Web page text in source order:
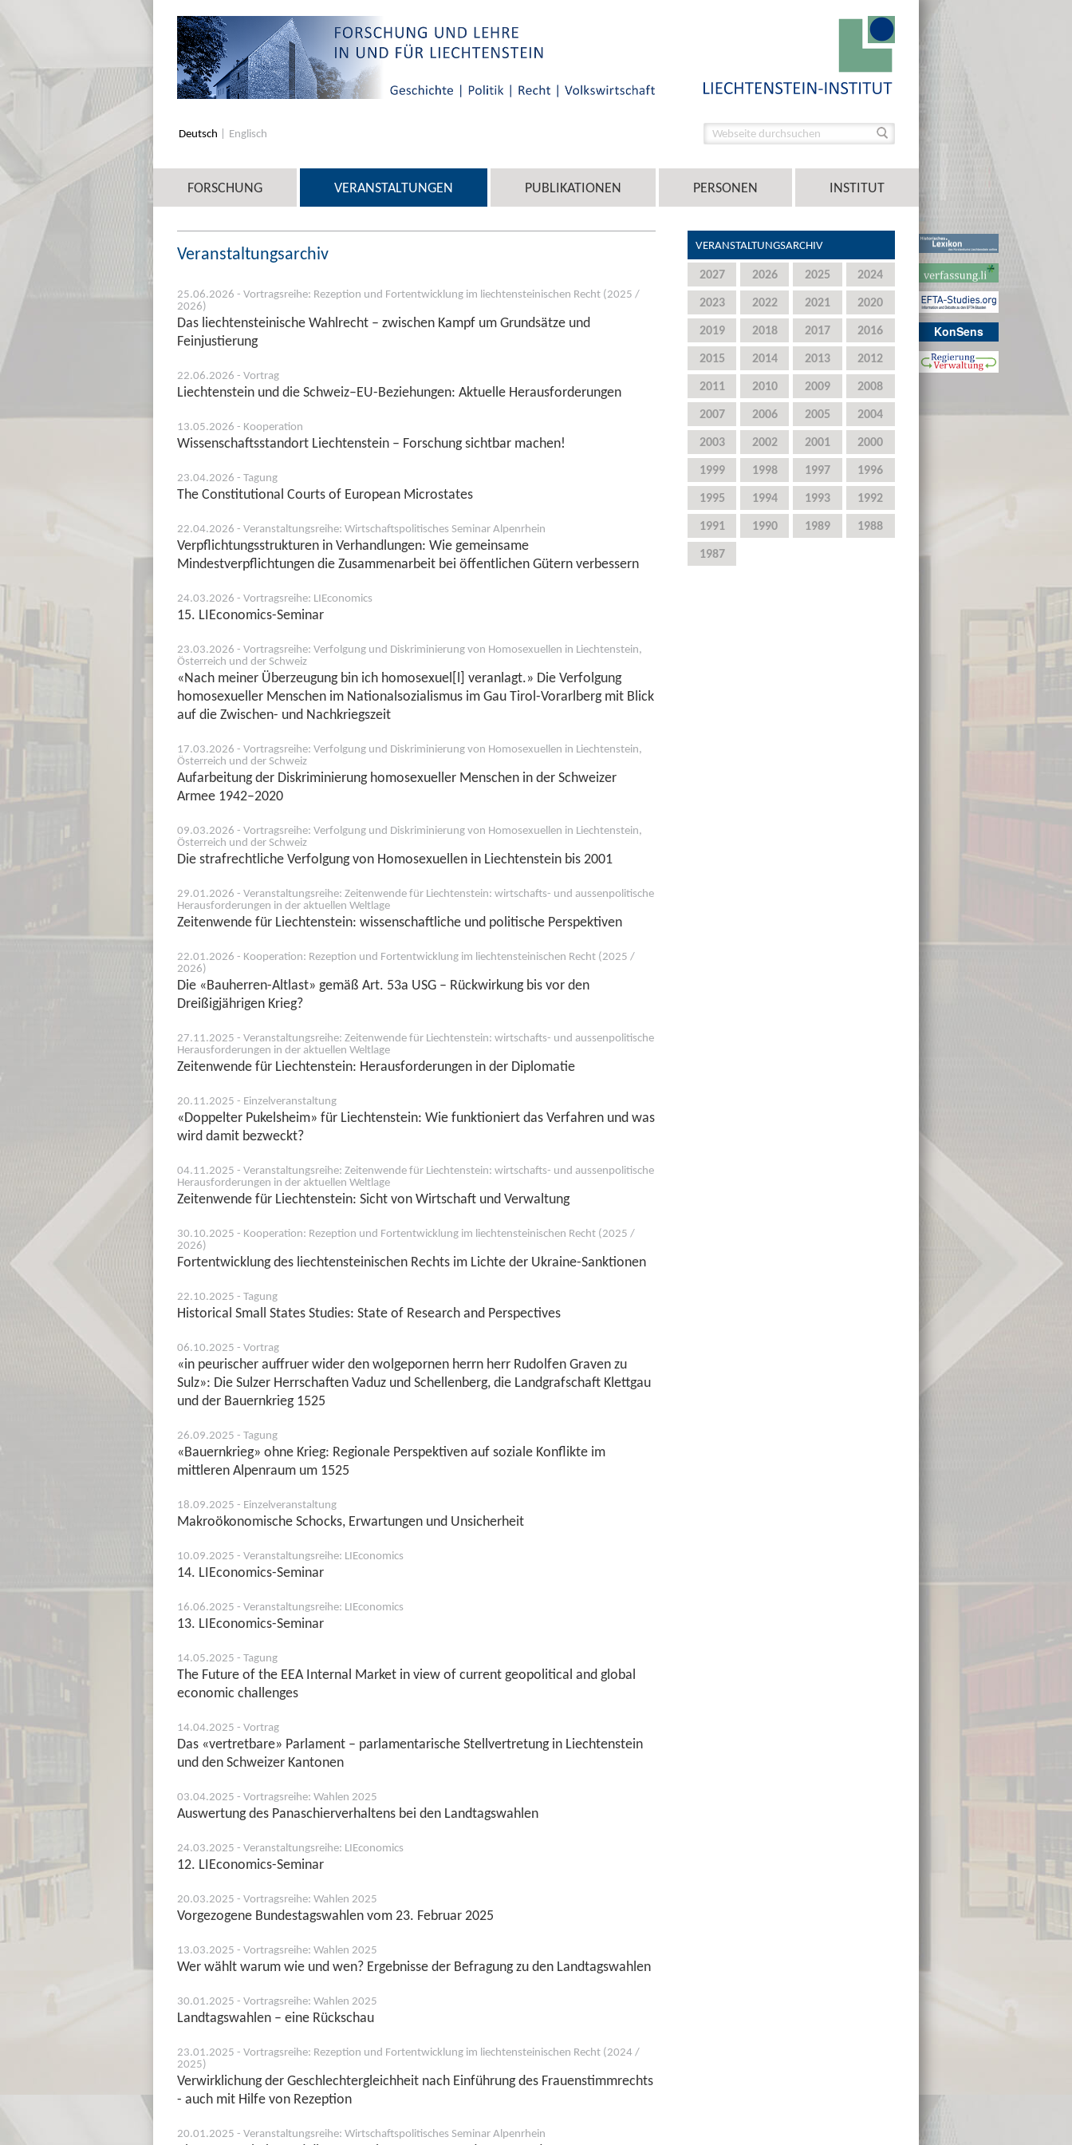
KonSens
Deutsch Englisch
FORSCHUNG VERANSTALTUNGEN PUBLIKATIONEN PERSONEN INSTITUT
Veranstaltungsarchiv
25.06.2026 - Vortragsreihe: Rezeption und Fortentwicklung im liechtensteinischen Recht (2025 /
2026)
Das liechtensteinische Wahlrecht – zwischen Kampf um Grundsätze und
Feinjustierung
22.06.2026 - Vortrag
Liechtenstein und die Schweiz–EU-Beziehungen: Aktuelle Herausforderungen
13.05.2026 - Kooperation
Wissenschaftsstandort Liechtenstein – Forschung sichtbar machen!
23.04.2026 - Tagung
The Constitutional Courts of European Microstates
22.04.2026 - Veranstaltungsreihe: Wirtschaftspolitisches Seminar Alpenrhein
Verpflichtungsstrukturen in Verhandlungen: Wie gemeinsame
Mindestverpflichtungen die Zusammenarbeit bei öffentlichen Gütern verbessern
24.03.2026 - Vortragsreihe: LIEconomics
15. LIEconomics-Seminar
23.03.2026 - Vortragsreihe: Verfolgung und Diskriminierung von Homosexuellen in Liechtenstein,
Österreich und der Schweiz
«Nach meiner Überzeugung bin ich homosexuel[l] veranlagt.» Die Verfolgung
homosexueller Menschen im Nationalsozialismus im Gau Tirol-Vorarlberg mit Blick
auf die Zwischen- und Nachkriegszeit
17.03.2026 - Vortragsreihe: Verfolgung und Diskriminierung von Homosexuellen in Liechtenstein,
Österreich und der Schweiz
Aufarbeitung der Diskriminierung homosexueller Menschen in der Schweizer
Armee 1942–2020
09.03.2026 - Vortragsreihe: Verfolgung und Diskriminierung von Homosexuellen in Liechtenstein,
Österreich und der Schweiz
Die strafrechtliche Verfolgung von Homosexuellen in Liechtenstein bis 2001
29.01.2026 - Veranstaltungsreihe: Zeitenwende für Liechtenstein: wirtschafts- und aussenpolitische
Herausforderungen in der aktuellen Weltlage
Zeitenwende für Liechtenstein: wissenschaftliche und politische Perspektiven
22.01.2026 - Kooperation: Rezeption und Fortentwicklung im liechtensteinischen Recht (2025 /
2026)
Die «Bauherren-Altlast» gemäß Art. 53a USG – Rückwirkung bis vor den
Dreißigjährigen Krieg?
27.11.2025 - Veranstaltungsreihe: Zeitenwende für Liechtenstein: wirtschafts- und aussenpolitische
Herausforderungen in der aktuellen Weltlage
Zeitenwende für Liechtenstein: Herausforderungen in der Diplomatie
20.11.2025 - Einzelveranstaltung
«Doppelter Pukelsheim» für Liechtenstein: Wie funktioniert das Verfahren und was
wird damit bezweckt?
04.11.2025 - Veranstaltungsreihe: Zeitenwende für Liechtenstein: wirtschafts- und aussenpolitische
Herausforderungen in der aktuellen Weltlage
Zeitenwende für Liechtenstein: Sicht von Wirtschaft und Verwaltung
30.10.2025 - Kooperation: Rezeption und Fortentwicklung im liechtensteinischen Recht (2025 /
2026)
Fortentwicklung des liechtensteinischen Rechts im Lichte der Ukraine-Sanktionen
22.10.2025 - Tagung
Historical Small States Studies: State of Research and Perspectives
06.10.2025 - Vortrag
«in peurischer auffruer wider den wolgepornen herrn herr Rudolfen Graven zu
Sulz»: Die Sulzer Herrschaften Vaduz und Schellenberg, die Landgrafschaft Klettgau
und der Bauernkrieg 1525
26.09.2025 - Tagung
«Bauernkrieg» ohne Krieg: Regionale Perspektiven auf soziale Konflikte im
mittleren Alpenraum um 1525
18.09.2025 - Einzelveranstaltung
Makroökonomische Schocks, Erwartungen und Unsicherheit
10.09.2025 - Veranstaltungsreihe: LIEconomics
14. LIEconomics-Seminar
16.06.2025 - Veranstaltungsreihe: LIEconomics
13. LIEconomics-Seminar
14.05.2025 - Tagung
The Future of the EEA Internal Market in view of current geopolitical and global
economic challenges
14.04.2025 - Vortrag
Das «vertretbare» Parlament – parlamentarische Stellvertretung in Liechtenstein
und den Schweizer Kantonen
03.04.2025 - Vortragsreihe: Wahlen 2025
Auswertung des Panaschierverhaltens bei den Landtagswahlen
24.03.2025 - Veranstaltungsreihe: LIEconomics
12. LIEconomics-Seminar
20.03.2025 - Vortragsreihe: Wahlen 2025
Vorgezogene Bundestagswahlen vom 23. Februar 2025
13.03.2025 - Vortragsreihe: Wahlen 2025
Wer wählt warum wie und wen? Ergebnisse der Befragung zu den Landtagswahlen
30.01.2025 - Vortragsreihe: Wahlen 2025
Landtagswahlen – eine Rückschau
23.01.2025 - Vortragsreihe: Rezeption und Fortentwicklung im liechtensteinischen Recht (2024 /
2025)
Verwirklichung der Geschlechtergleichheit nach Einführung des Frauenstimmrechts
- auch mit Hilfe von Rezeption
20.01.2025 - Veranstaltungsreihe: Wirtschaftspolitisches Seminar Alpenrhein
VERANSTALTUNGSARCHIV
2027 2026 2025
2024
2023
2022 2021
2020
2019
2018 2017
2016
2015
2014 2013
2012
2011
2010 2009
2008
2007
2006 2005
2004
2003
2002 2001
2000
1999
1998 1997
1996
1995
1994 1993
1992
1991
1990 1989
1988
1987